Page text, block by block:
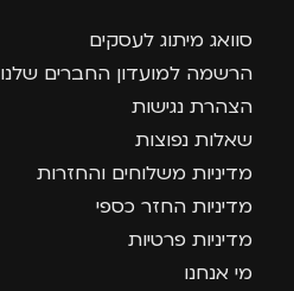
סוואג מיתוג לעסקים
הרשמה למועדון החברים שלנו
הצהרת נגישות
שאלות נפוצות
מדיניות משלוחים והחזרות
מדיניות החזר כספי
מדיניות פרטיות
מי אנחנו